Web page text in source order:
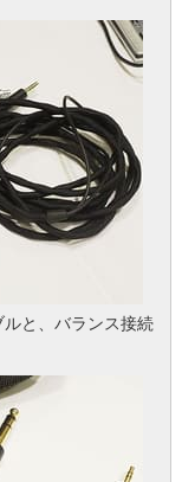
と、バランス接続